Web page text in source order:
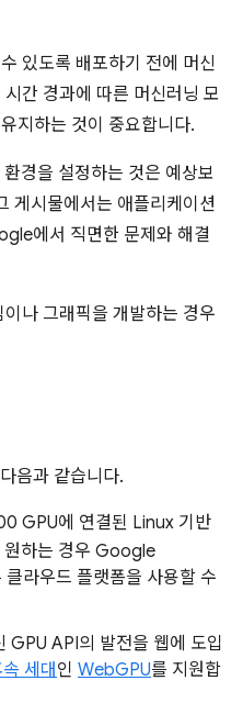
있도록 배포하기 전에 머신
간 경과에 따른 머신러닝 모
지하는 것이 중요합니다.
경을 설정하는 것은 예상보
게시물에서는 애플리케이션
에서 직면한 문제와 해결
나 그래픽을 개발하는 경우
음과 같습니다.
GPU에 연결된 Linux 기반
원하는 경우 Google
라우드 플랫폼을 사용할 수
GPU API의 발전을 웹에 도입
세대 인 WebGPU를 지원합